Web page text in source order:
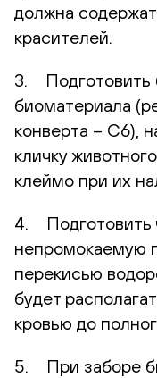
должна
красителей.
3. Подготовить
биоматериала
конверта – С6),
кличку
клеймо при их
4. Подготовить
непромокаемую
перекисью
будет
кровью до
5. При заборе